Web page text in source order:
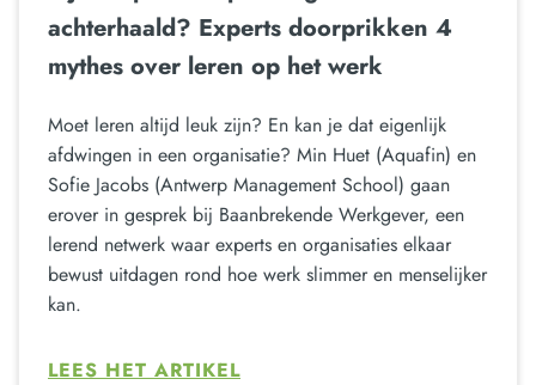
achterhaald? Experts doorprikken 4
mythes over leren op het werk
Moet leren altijd leuk zijn? En kan je dat eigenlijk
afdwingen in een organisatie? Min Huet (Aquafin) en
Sofie Jacobs (Antwerp Management School) gaan
erover in gesprek bij Baanbrekende Werkgever, een
lerend netwerk waar experts en organisaties elkaar
bewust uitdagen rond hoe werk slimmer en menselijker
kan.
LEES HET ARTIKEL